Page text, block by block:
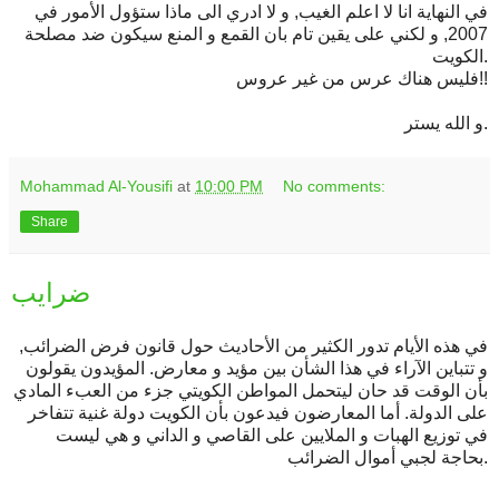
في النهاية انا لا اعلم الغيب, و لا ادري الى ماذا ستؤول الأمور في
2007, و لكني على يقين تام بان القمع و المنع سيكون ضد مصلحة
الكويت.
فليس هناك عرس من غير عروس!!
و الله يستر.
Mohammad Al-Yousifi at 10:00 PM No comments:
Share
ضرايب
في هذه الأيام تدور الكثير من الأحاديث حول قانون فرض الضرائب,
و تتباين الآراء في هذا الشأن بين مؤيد و معارض. المؤيدون يقولون
بأن الوقت قد حان ليتحمل المواطن الكويتي جزء من العبء المادي
على الدولة. أما المعارضون فيدعون بأن الكويت دولة غنية تتفاخر
في توزيع الهبات و الملايين على القاصي و الداني و هي ليست
بحاجة لجبي أموال الضرائب.